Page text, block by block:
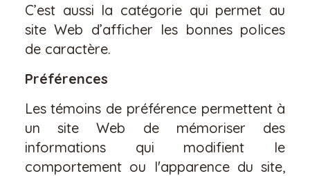
C’est aussi la catégorie qui permet au
site Web d’afficher les bonnes polices
de caractère.
Préférences
Les témoins de préférence permettent à
un site Web de mémoriser des
informations qui modifient le
comportement ou l'apparence du site,